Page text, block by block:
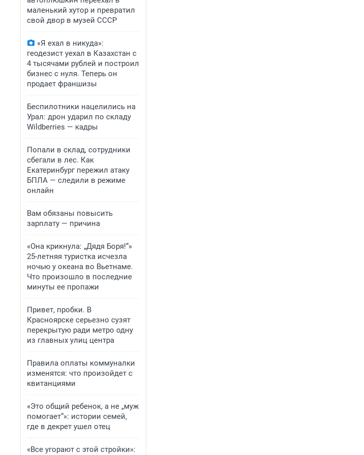
маленький хутор и превратил
свой двор в музей СССР
«Я ехал в никуда»:
геодезист уехал в Казахстан с
4 тысячами рублей и построил
бизнес с нуля. Теперь он
продает франшизы
Беспилотники нацелились на
Урал: дрон ударил по складу
Wildberries — кадры
Попали в склад, сотрудники
сбегали в лес. Как
Екатеринбург пережил атаку
БПЛА — следили в режиме
онлайн
Вам обязаны повысить
зарплату — причина
«Она крикнула: „Дядя Боря!“»
25-летняя туристка исчезла
ночью у океана во Вьетнаме.
Что произошло в последние
минуты ее пропажи
Привет, пробки. В
Красноярске серьезно сузят
перекрытую ради метро одну
из главных улиц центра
Правила оплаты коммуналки
изменятся: что произойдет с
квитанциями
«Это общий ребенок, а не „муж
помогает“»: истории семей,
где в декрет ушел отец
«Все угорают с этой стройки»: